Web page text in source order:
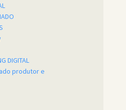
DIGITAL
produtor e